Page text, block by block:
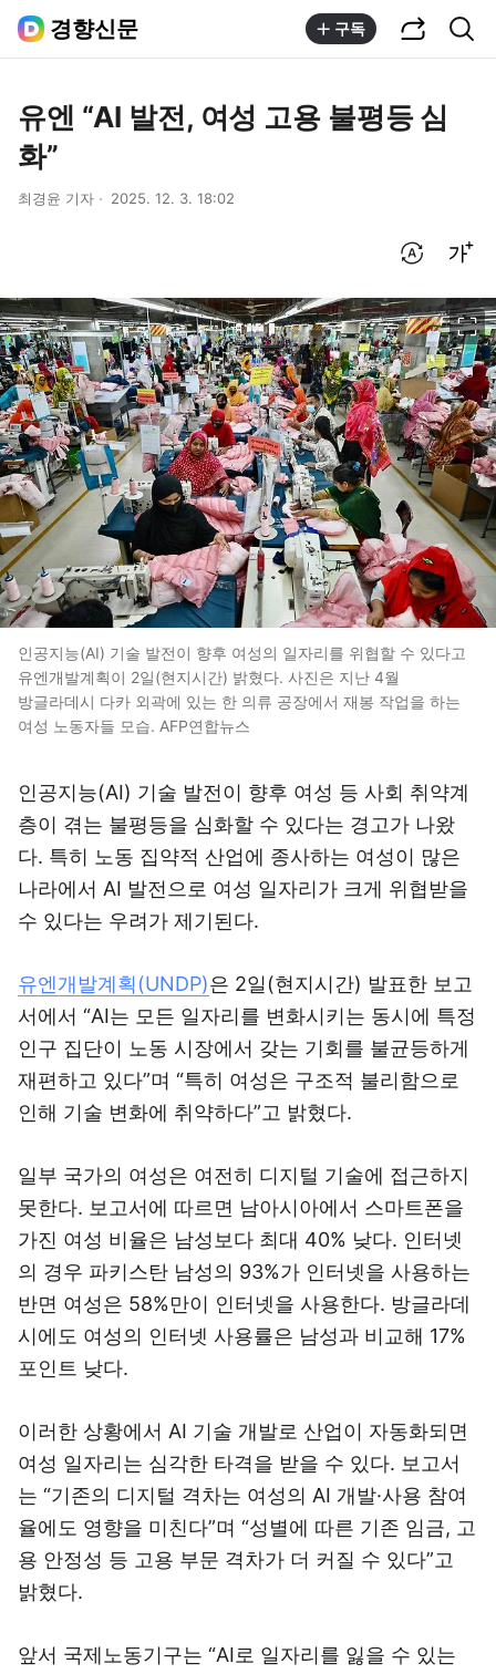
경향신문 구독
유엔 “AI 발전, 여성 고용 불평등 심
화”
최경윤 기자 2025. 12. 3. 18:02
인공지능(AI) 기술 발전이 향후 여성의 일자리를 위협할 수 있다고
유엔개발계획이 2일(현지시간) 밝혔다. 사진은 지난 4월
방글라데시 다카 외곽에 있는 한 의류 공장에서 재봉 작업을 하는
여성 노동자들 모습. AFP연합뉴스
인공지능(AI) 기술 발전이 향후 여성 등 사회 취약계
층이 겪는 불평등을 심화할 수 있다는 경고가 나왔
다. 특히 노동 집약적 산업에 종사하는 여성이 많은
나라에서 AI 발전으로 여성 일자리가 크게 위협받을
수 있다는 우려가 제기된다.
유엔개발계획(UNDP)은 2일(현지시간) 발표한 보고
서에서 “AI는 모든 일자리를 변화시키는 동시에 특정
인구 집단이 노동 시장에서 갖는 기회를 불균등하게
재편하고 있다”며 “특히 여성은 구조적 불리함으로
인해 기술 변화에 취약하다”고 밝혔다.
일부 국가의 여성은 여전히 디지털 기술에 접근하지
못한다. 보고서에 따르면 남아시아에서 스마트폰을
가진 여성 비율은 남성보다 최대 40% 낮다. 인터넷
의 경우 파키스탄 남성의 93%가 인터넷을 사용하는
반면 여성은 58%만이 인터넷을 사용한다. 방글라데
시에도 여성의 인터넷 사용률은 남성과 비교해 17%
포인트 낮다.
이러한 상황에서 AI 기술 개발로 산업이 자동화되면
여성 일자리는 심각한 타격을 받을 수 있다. 보고서
는 “기존의 디지털 격차는 여성의 AI 개발·사용 참여
율에도 영향을 미친다”며 “성별에 따른 기존 임금, 고
용 안정성 등 고용 부문 격차가 더 커질 수 있다”고
밝혔다.
앞서 국제노동기구는 “AI로 일자리를 잃을 수 있는